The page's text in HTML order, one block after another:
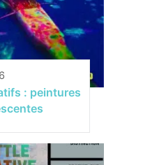
: peintures